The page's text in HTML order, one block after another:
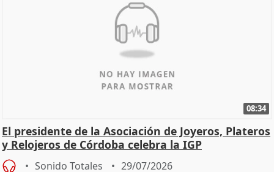
08:34
El presidente de la Asociación de Joyeros, Plateros
y Relojeros de Córdoba celebra la IGP
Sonido Totales 29/07/2026